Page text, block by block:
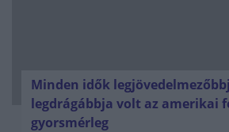
Minden idők
legdrágábbja volt az amerikai
gyorsmérleg